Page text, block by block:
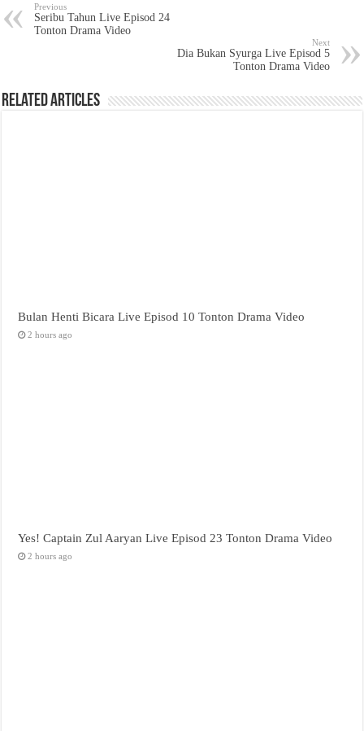
Previous
Seribu Tahun Live Episod 24
Tonton Drama Video
Next
Dia Bukan Syurga Live Episod 5
Tonton Drama Video
Related Articles
Bulan Henti Bicara Live Episod 10 Tonton Drama Video
2 hours ago
Yes! Captain Zul Aaryan Live Episod 23 Tonton Drama Video
2 hours ago